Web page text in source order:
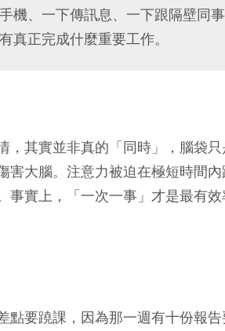
機、一下傳訊息、一下跟隔壁同
真正完成什麼重要工作。
其實並非真的「同時」，腦袋
大腦。注意力被迫在極短時間
實上，「一次一事」才是最有
要蹺課，因為那一週有十份報